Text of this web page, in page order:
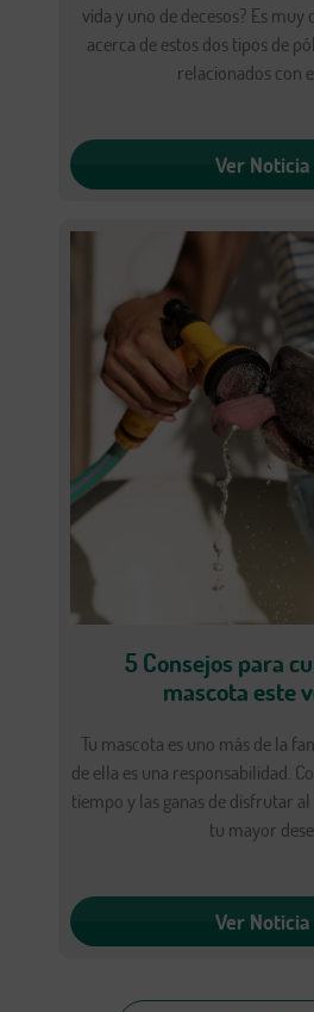
vida y uno de decesos? Es
acerca de estos dos tipos de
relacionados con
Ver Noticia
5 Consejos para
mascota este
Tu mascota es uno más de la
de ella es una responsabilidad.
tiempo y las ganas de disfrutar
tu mayor
Ver Noticia